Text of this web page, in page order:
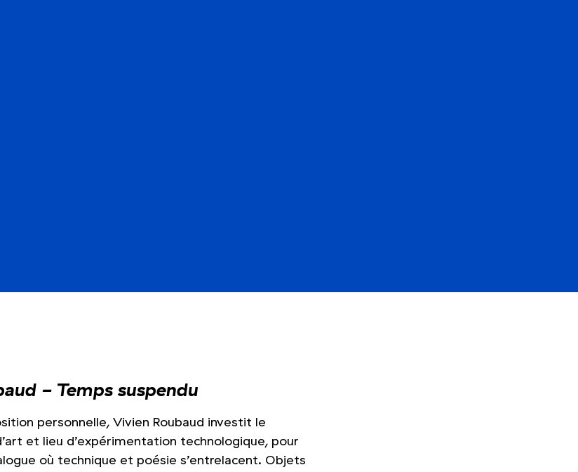
- Temps suspendu
personnelle, Vivien Roubaud investit le
et lieu d’expérimentation technologique, pour
où technique et poésie s’entrelacent. Objets